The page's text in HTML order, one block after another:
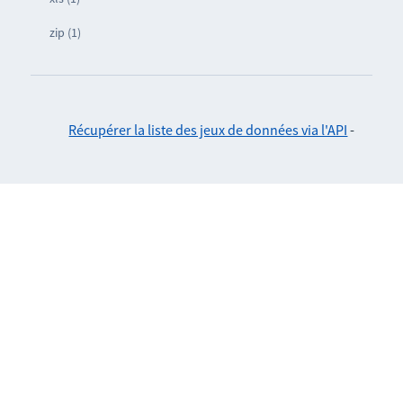
zip (1)
Récupérer la liste des jeux de données via l'API -